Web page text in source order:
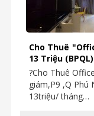
Cho Thuê
13 Triệu (BPQL)
?Cho Thuê
giám,P9 ,Q Phú
13triệu/ tháng…